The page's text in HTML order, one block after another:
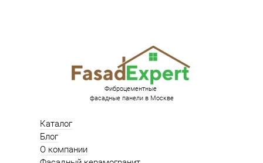
Каталог
Блог
О компании
Фиброцементные
фасадные панели в Москве